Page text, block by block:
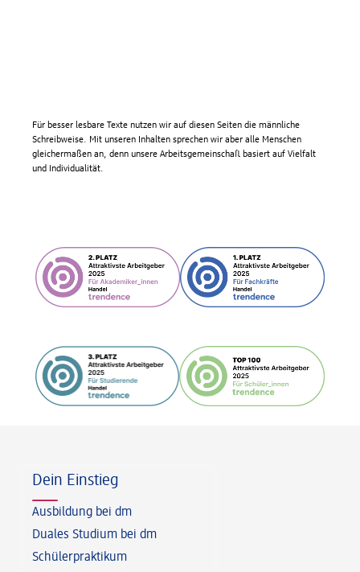
Für besser lesbare Texte nutzen wir auf diesen Seiten die männliche
Schreibweise. Mit unseren Inhalten sprechen wir aber alle Menschen
gleichermaßen an, denn unsere Arbeitsgemeinschaft basiert auf Vielfalt
und Individualität.
Dein Einstieg
Ausbildung bei dm
Duales Studium bei dm
Schülerpraktikum